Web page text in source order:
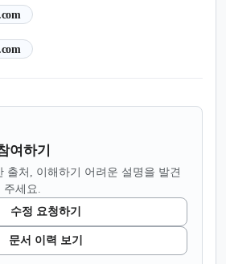
여하기
출처, 이해하기 어려운 설명을 발견
주세요.
수정 요청하기
문서 이력 보기